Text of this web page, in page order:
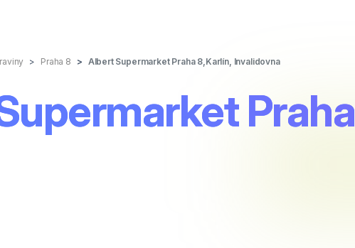
Praha 8 Albert Supermarket Praha 8,Karlín, Invalidovna